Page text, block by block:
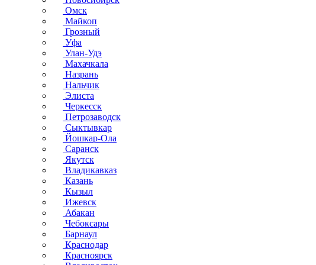
Омск
Майкоп
Грозный
Уфа
Улан-Удэ
Махачкала
Назрань
Нальчик
Элиста
Черкесск
Петрозаводск
Сыктывкар
Йошкар-Ола
Саранск
Якутск
Владикавказ
Казань
Кызыл
Ижевск
Абакан
Чебоксары
Барнаул
Краснодар
Красноярск